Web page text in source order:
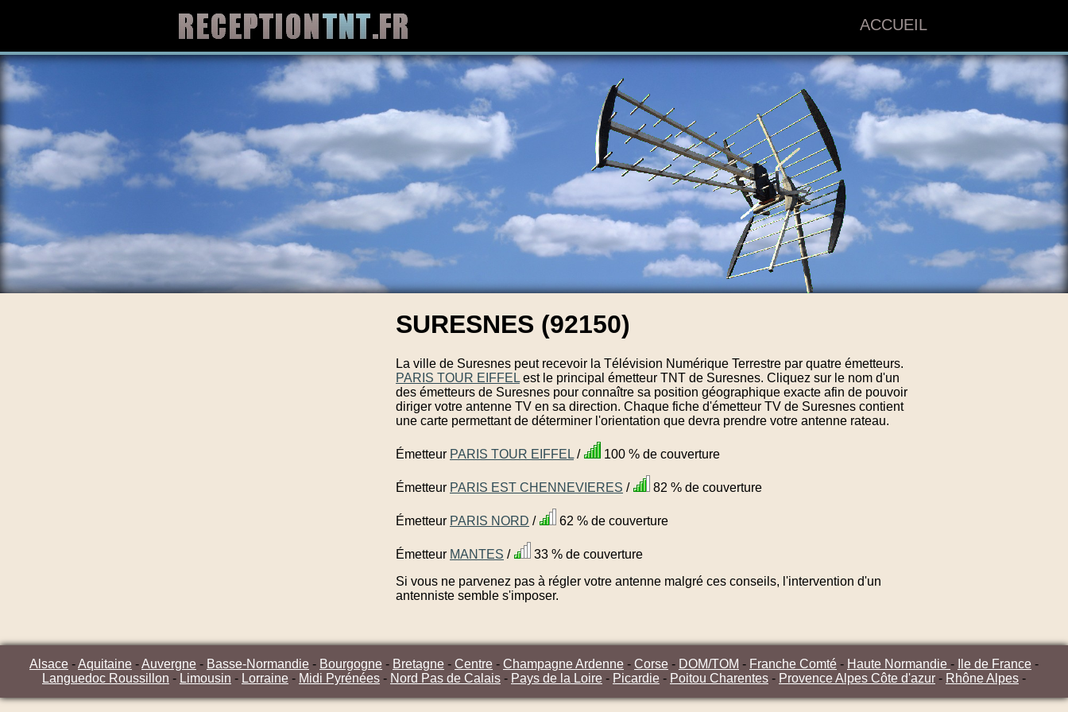
ACCUEIL
SURESNES (92150)
La ville de Suresnes peut recevoir la Télévision Numérique Terrestre par quatre émetteurs.
PARIS TOUR EIFFEL est le principal émetteur TNT de Suresnes. Cliquez sur le nom d'un
des émetteurs de Suresnes pour connaître sa position géographique exacte afin de pouvoir
diriger votre antenne TV en sa direction. Chaque fiche d'émetteur TV de Suresnes contient
une carte permettant de déterminer l'orientation que devra prendre votre antenne rateau.
Émetteur PARIS TOUR EIFFEL / 100 % de couverture
Émetteur PARIS EST CHENNEVIERES / 82 % de couverture
Émetteur PARIS NORD / 62 % de couverture
Émetteur MANTES /
33 % de couverture
Si vous ne parvenez pas à régler votre antenne malgré ces conseils, l'intervention d'un
antenniste semble s'imposer.
Alsace -Aquitaine -Auvergne - Basse-Normandie - Bourgogne - Bretagne - Centre - Champagne Ardenne - Corse - DOM/TOM - Franche Comté - Haute Normandie - Ile de France -
Languedoc Roussillon - Limousin - Lorraine - Midi Pyrénées - Nord Pas de Calais - Pays de la Loire - Picardie - Poitou Charentes - Provence Alpes Côte d'azur - Rhône Alpes -